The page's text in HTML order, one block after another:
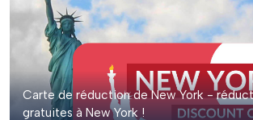
Carte de réduction de New York -
gratuites à New York !